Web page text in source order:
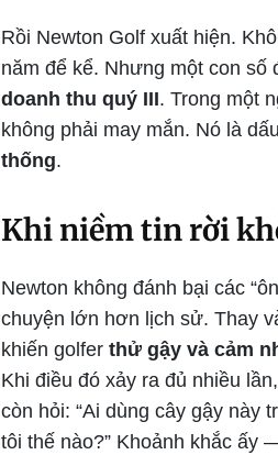
Rồi Newton Golf xuất hiện.
năm để kể. Nhưng một con
doanh thu quý III. Trong một
không phải may mắn. Nó là
thống.
Khi niềm tin rời
Newton không đánh bại các
chuyện lớn hơn lịch sử. Thay
khiến golfer thử gậy và cảm
Khi điều đó xảy ra đủ nhiều
còn hỏi: “Ai dùng cây gậy này
tôi thế nào?” Khoảnh khắc